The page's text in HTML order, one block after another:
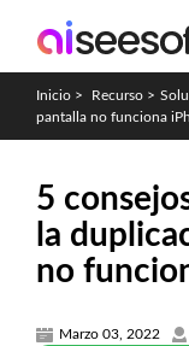
Inicio > Recurso >
pantalla no funciona
5
la
no
Marzo 03, 2022